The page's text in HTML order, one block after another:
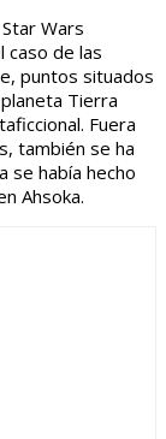
Wars
caso de las
puntos situados
Tierra
Fuera
también se ha
se había hecho
Ahsoka.